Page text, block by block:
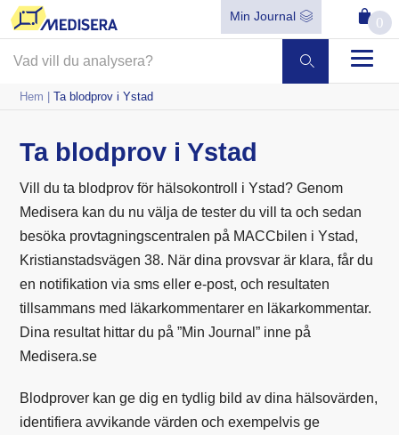
Min Journal 0
Hem |Ta blodprov i Ystad
Ta blodprov i Ystad
Vill du ta blodprov för hälsokontroll i Ystad? Genom
Medisera kan du nu välja de tester du vill ta och sedan
besöka provtagningscentralen på MACCbilen i Ystad,
Kristianstadsvägen 38. När dina provsvar är klara, får du
en notifikation via sms eller e-post, och resultaten
tillsammans med läkarkommentarer en läkarkommentar.
Dina resultat hittar du på ”Min Journal” inne på
Medisera.se
Blodprover kan ge dig en tydlig bild av dina hälsovärden,
identifiera avvikande värden och exempelvis ge